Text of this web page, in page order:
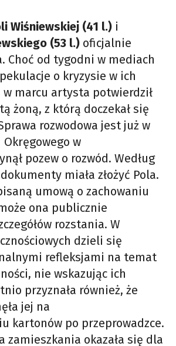
Wiśniewskiej (41 l.) i
(53 l.) oficjalnie
Choć od tygodni w mediach
o kryzysie w ich
marcu artysta potwierdził
żoną, z którą doczekał się
rozwodowa jest już w
w
pozew o rozwód. Według
miała złożyć Pola.
umową o zachowaniu
ona publicznie
rozstania. W
dzieli się
refleksjami na temat
nie wskazując ich
przyznała również, że
jej na
kartonów po przeprowadzce.
zamieszkania okazała się dla